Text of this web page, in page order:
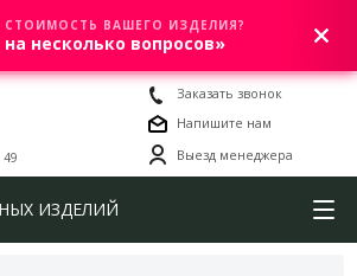
0
49
Заказать звонок
Напишите нам
Выезд менеджера
ИЗДЕЛИЙ
СТОИМОСТЬ ВАШЕГО ИЗДЕЛИЯ?
несколько вопросов»